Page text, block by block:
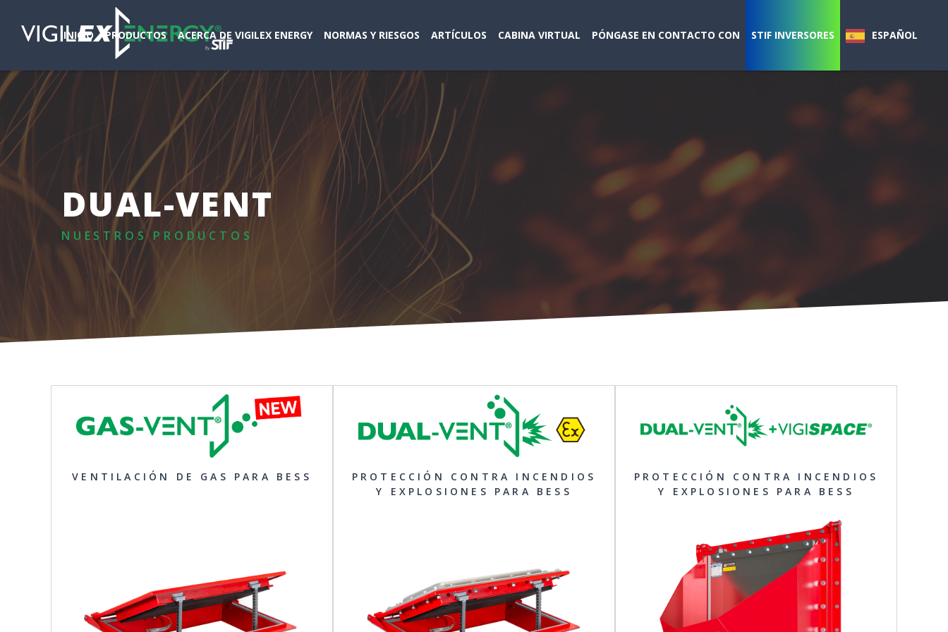
INICIO PRODUCTOS ACERCA DE VIGILEX ENERGY NORMAS Y RIESGOS ARTÍCULOS CABINA VIRTUAL PÓNGASE EN CONTACTO CON STIF INVERSORES ESPAÑOL
DUAL-VENT
NUESTROS PRODUCTOS
VENTILACIÓN DE GAS PARA BESS
PROTECCIÓN CONTRA INCENDIOS
Y EXPLOSIONES PARA BESS
PROTECCIÓN CONTRA INCENDIOS
Y EXPLOSIONES PARA BESS